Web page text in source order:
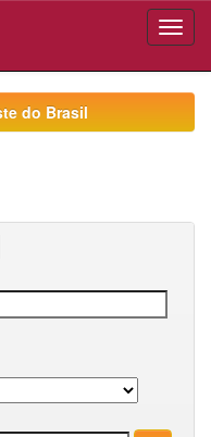
do Brasil